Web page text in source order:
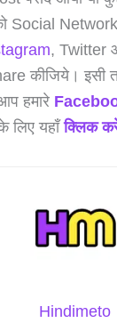
Social
, Twitter
कीजिये। इसी
हमारे
लिए यहाँ क्लिक
Hindimeto